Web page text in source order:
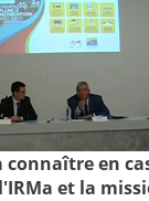
connaître en
et la